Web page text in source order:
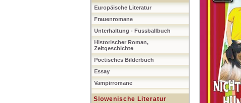
Europäische Literatur
Frauenromane
Unterhaltung - Fussballbuch
Historischer Roman,
Zeitgeschichte
Poetisches Bilderbuch
Essay
Vampirromane
Slowenische Literatur